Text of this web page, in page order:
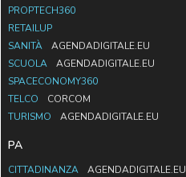
PROPTECH360
RETAILUP
SANITÀ
AGENDADIGITALE.EU
SCUOLA
AGENDADIGITALE.EU
SPACECONOMY360
TELCO
CORCOM
TURISMO
AGENDADIGITALE.EU
PA
CITTADINANZA
AGENDADIGITALE.EU